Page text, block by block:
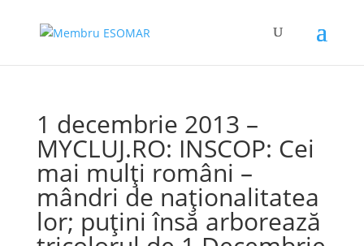
1 decembrie 2013 –
MYCLUJ.RO: INSCOP: Cei
mai mulți români –
mândri de naționalitatea
lor; puțini însă arborează